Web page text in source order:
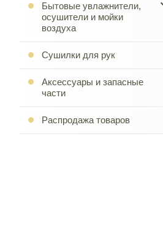
Бытовые увлажнители,
осушители и мойки
воздуха
Сушилки для рук
Аксессуары и запасные
части
Распродажа товаров